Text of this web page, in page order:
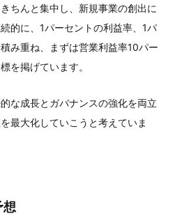
ちんと集中し、新規事業の創出に
的に、1パーセントの利益率、1パ
み重ね、まずは営業利益率10パー
を掲げています。
な成長とガバナンスの強化を両立
最大化していこうと考えていま
想